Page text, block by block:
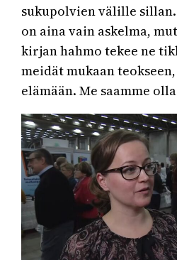
sukupolvien välille
on aina vain askelma,
kirjan hahmo tekee ne
meidät mukaan
elämään. Me saamme